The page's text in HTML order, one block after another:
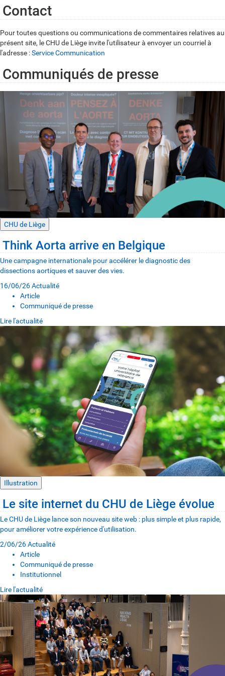
Contact
Pour toutes questions ou communications de commentaires relatives au
présent site, le CHU de Liège invite l'utilisateur à envoyer un courriel à
l'adresse :Service Communication
Communiqués de presse
CHU de Liège
Think Aorta arrive en Belgique
Une campagne internationale pour accélérer le diagnostic des
dissections aortiques et sauver des vies.
16/06/26Actualité
Article
Communiqué de presse
Lire l'actualité
Illustration
Le site internet du CHU de Liège évolue
Le CHU de Liège lance son nouveau site web : plus simple et plus rapide,
pour améliorer votre expérience d'utilisation.
2/06/26Actualité
Article
Communiqué de presse
Institutionnel
Lire l'actualité